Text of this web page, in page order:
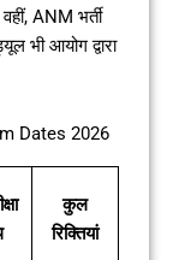
ANM भर्ती
भी आयोग द्वारा
Dates 2026
कुल
रिक्तियां